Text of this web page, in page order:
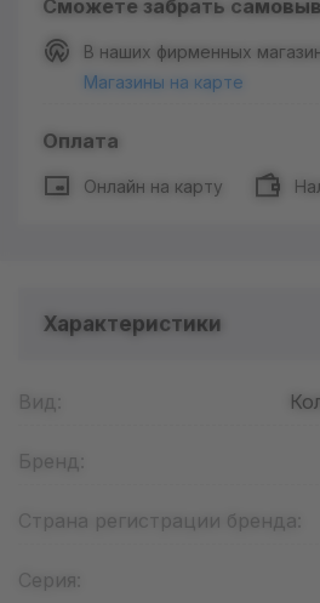
Сможете забрать
В наших фирменных
Магазины на карте
Оплата
Онлайн на карту
Характеристики
Вид:
Бренд:
Страна регистрации бренда:
Серия: